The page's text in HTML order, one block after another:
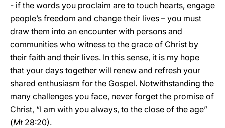
- if the words you proclaim are to touch hearts, engage
people’s freedom and change their lives – you must
draw them into an encounter with persons and
communities who witness to the grace of Christ by
their faith and their lives. In this sense, it is my hope
that your days together will renew and refresh your
shared enthusiasm for the Gospel. Notwithstanding the
many challenges you face, never forget the promise of
Christ, “I am with you always, to the close of the age”
(Mt28:20).